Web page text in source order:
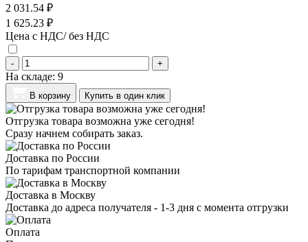
2 031.54 ₽
1 625.23 ₽
Цена с НДС/ без НДС
- +
На складе: 9
В корзину Купить в один клик
Отгрузка товара возможна уже сегодня!
Сразу начнем собирать заказ.
Доставка по России
По тарифам транспортной компании
Доставка в Москву
Доставка до адреса получателя - 1-3 дня с момента отгрузки
Оплата